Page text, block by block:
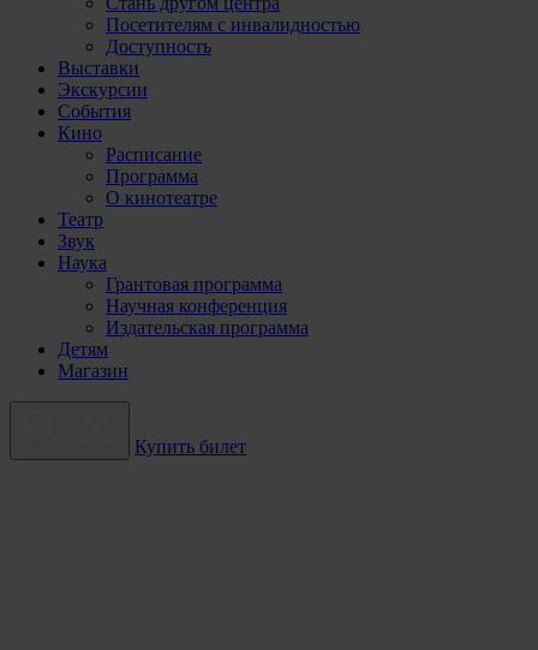
Посетителям с инвалидностью
Доступность
Выставки
Экскурсии
События
Кино
Расписание
Программа
О кинотеатре
Театр
Звук
Наука
Грантовая программа
Научная конференция
Издательская программа
Детям
Магазин
Купить билет